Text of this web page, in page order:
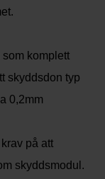
komplett
skyddsdon typ
0,2mm
på att
skyddsmodul.